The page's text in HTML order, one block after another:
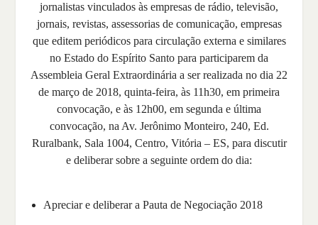
jornalistas vinculados às empresas de rádio, televisão,
jornais, revistas, assessorias de comunicação, empresas
que editem periódicos para circulação externa e similares
no Estado do Espírito Santo para participarem da
Assembleia Geral Extraordinária a ser realizada no dia 22
de março de 2018, quinta-feira, às 11h30, em primeira
convocação, e às 12h00, em segunda e última
convocação, na Av. Jerônimo Monteiro, 240, Ed.
Ruralbank, Sala 1004, Centro, Vitória – ES, para discutir
e deliberar sobre a seguinte ordem do dia:
Apreciar e deliberar a Pauta de Negociação 2018